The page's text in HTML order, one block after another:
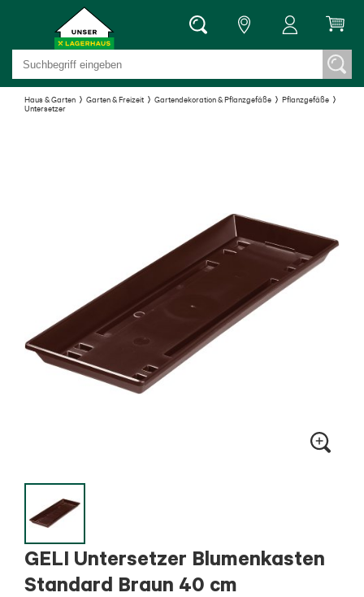
Haus & Garten Garten & Freizeit Gartendekoration & Pflanzgefäße
Pflanzgefäße
Untersetzer
GELI Untersetzer Blumenkasten
Standard Braun 40 cm